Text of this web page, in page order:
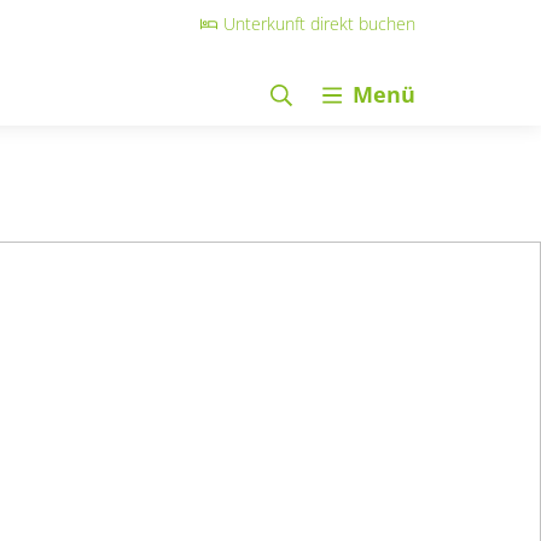
Unterkunft direkt buchen
Menü